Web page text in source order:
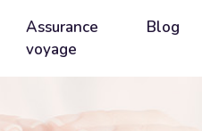
Assurance
voyage
Blog